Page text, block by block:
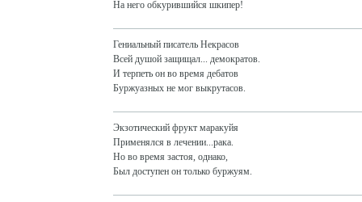
На него обкурившийся шкипер!
Гениальный писатель Некрасов
Всей душой защищал... демократов.
И терпеть он во время дебатов
Буржуазных не мог выкрутасов.
Экзотический фрукт маракуйя
Применялся в лечении...рака.
Но во время застоя, однако,
Был доступен он только буржуям.